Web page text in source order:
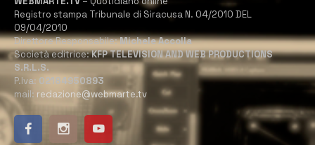
Registro stampa Tribunale di Siracusa N. 04/2010 DEL
09/04/2010
Direttore Responsabile:Michele Accolla
Società editrice:KFP TELEVISION AND WEB PRODUCTIONS
S.R.L.S.
P.Iva: 02184950893
mail: redazione@webmarte.tv